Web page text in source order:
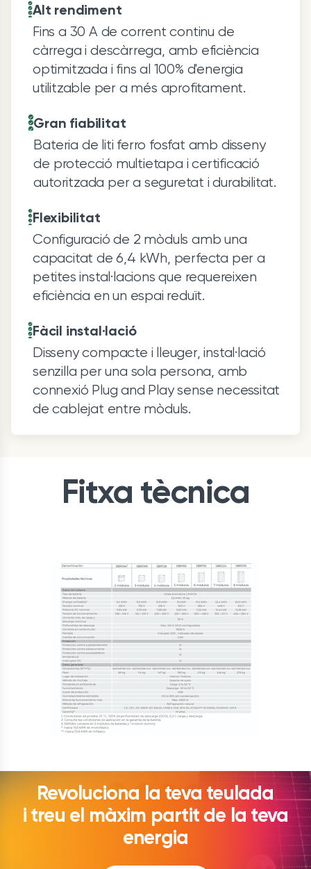
Alt rendiment
Fins a 30 A de corrent continu de
càrrega i descàrrega, amb eficiència
optimitzada i fins al 100% d'energia
utilitzable per a més aprofitament.
Gran fiabilitat
Bateria de liti ferro fosfat amb disseny
de protecció multietapa i certificació
autoritzada per a seguretat i durabilitat.
Flexibilitat
Configuració de 2 mòduls amb una
capacitat de 6,4 kWh, perfecta per a
petites instal·lacions que requereixen
eficiència en un espai reduït.
Fàcil instal·lació
Disseny compacte i lleuger, instal·lació
senzilla per una sola persona, amb
connexió Plug and Play sense necessitat
de cablejat entre mòduls.
Fitxa tècnica
Revoluciona la teva teulada
i treu el màxim partit de la teva
energia